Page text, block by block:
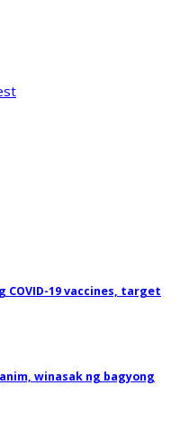
19 vaccines, target
winasak ng bagyong